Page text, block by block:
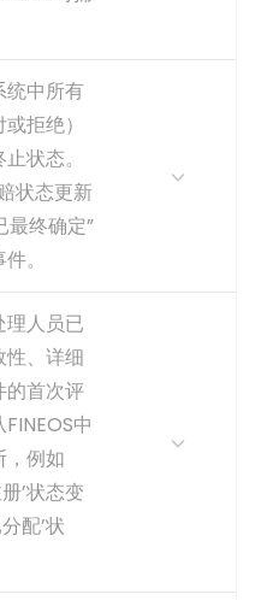
流程的主要开始事
从提交到注册的时
于识别数据录入和理
中的延迟，从而影响
期时间。
系统中初始索赔
或FNOL条目的创建日
时间戳推断得出。
首次通知（FNOL）或
记录的创建时间戳。
统中所有
拒绝）
状态。
状态更新
最终确定”
。
是流程的主要结束事
理赔提交”到“理赔结案”
衡量整体流程绩效和
心KPI。
赔状态历史日志中，最
更为‘已关闭’的时间戳
是成功完成理赔的最
状态更新记录。
理人员已
性、详细
的首次评
中
，例如
’状态变
配’状